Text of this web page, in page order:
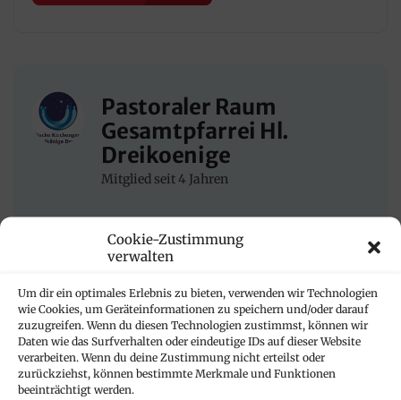
Cookie-Zustimmung
verwalten
Um dir ein optimales Erlebnis zu bieten, verwenden wir Technologien
wie Cookies, um Geräteinformationen zu speichern und/oder darauf
zuzugreifen. Wenn du diesen Technologien zustimmst, können wir
Daten wie das Surfverhalten oder eindeutige IDs auf dieser Website
verarbeiten. Wenn du deine Zustimmung nicht erteilst oder
zurückziehst, können bestimmte Merkmale und Funktionen
beeinträchtigt werden.
Pastoraler Raum
Gesamtpfarrei Hl.
Dreikoenige
Mitglied seit 4 Jahren
ZUM ANBIETER